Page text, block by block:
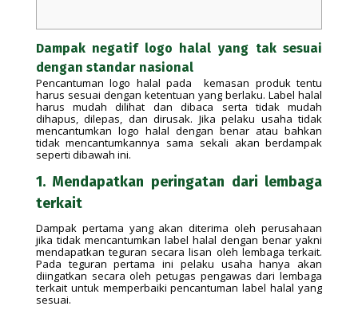
Dampak negatif logo halal yang tak sesuai
dengan standar nasional
Pencantuman logo halal pada kemasan produk tentu
harus sesuai dengan ketentuan yang berlaku. Label halal
harus mudah dilihat dan dibaca serta tidak mudah
dihapus, dilepas, dan dirusak. Jika pelaku usaha tidak
mencantumkan logo halal dengan benar atau bahkan
tidak mencantumkannya sama sekali akan berdampak
seperti dibawah ini.
1. Mendapatkan peringatan dari lembaga
terkait
Dampak pertama yang akan diterima oleh perusahaan
jika tidak mencantumkan label halal dengan benar yakni
mendapatkan teguran secara lisan oleh lembaga terkait.
Pada teguran pertama ini pelaku usaha hanya akan
diingatkan secara oleh petugas pengawas dari lembaga
terkait untuk memperbaiki pencantuman label halal yang
sesuai.